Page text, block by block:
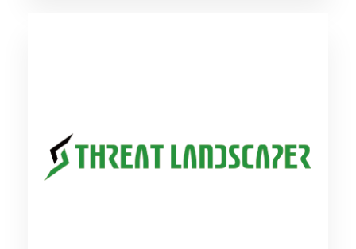
サイバーディフェンス研究所が開発したGoogle
Threat Intelligenceと連携して機能する脅威分析